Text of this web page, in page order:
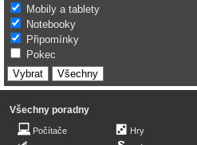
Mobily a tablety
Notebooky
Připomínky
Pokec
Všechny poradny
Počítače
Hry